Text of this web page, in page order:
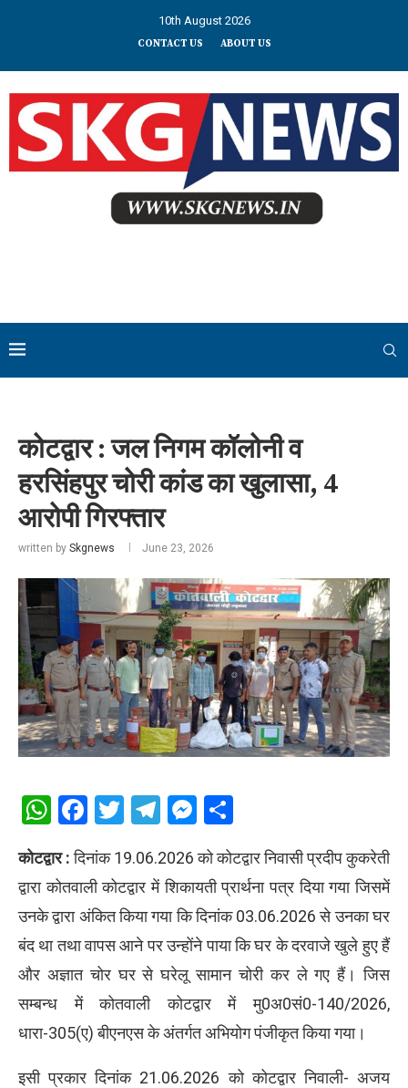
10th August 2026
CONTACT US ABOUT US
कोटद्वार : जल निगम कॉलोनी व
हरसिंहपुर चोरी कांड का खुलासा, 4
आरोपी गिरफ्तार
written by Skgnews June 23, 2026
WhatsApp
Facebook
Twitter
Telegram
Messenger
कोटद्वार :दिनांक 19.06.2026 को कोटद्वार निवासी प्रदीप कुकरेती
द्वारा कोतवाली कोटद्वार में शिकायती प्रार्थना पत्र दिया गया जिसमें
उनके द्वारा अंकित किया गया कि दिनांक 03.06.2026 से उनका घर
बंद था तथा वापस आने पर उन्होंने पाया कि घर के दरवाजे खुले हुए हैं
और अज्ञात चोर घर से घरेलू सामान चोरी कर ले गए हैं। जिस
सम्बन्ध में कोतवाली कोटद्वार में मु0अ0सं0-140/2026,
धारा-305(ए) बीएनएस के अंतर्गत अभियोग पंजीकृत किया गया।
इसी प्रकार दिनांक 21.06.2026 को कोटद्वार निवाली- अजय